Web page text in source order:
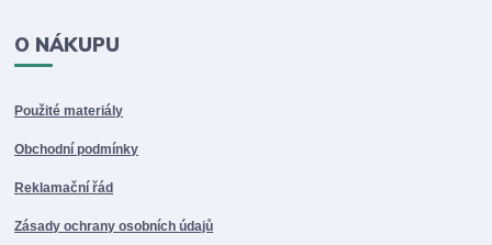
O NÁKUPU
Použité materiály
Obchodní podmínky
Reklamační řád
Zásady ochrany osobních údajů